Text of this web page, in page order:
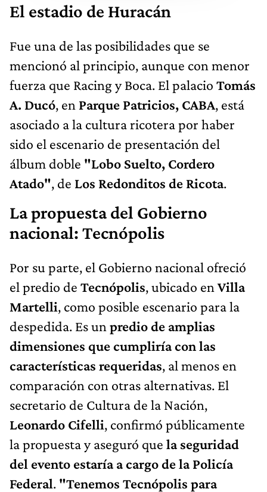
El estadio de Huracán
Fue una de las posibilidades que se
mencionó al principio, aunque con menor
fuerza que Racing y Boca. El palacio Tomás
A. Ducó, en Parque Patricios, CABA, está
asociado a la cultura ricotera por haber
sido el escenario de presentación del
álbum doble "Lobo Suelto, Cordero
Atado", de Los Redonditos de Ricota.
La propuesta del Gobierno
nacional: Tecnópolis
Por su parte, el Gobierno nacional ofreció
el predio de Tecnópolis, ubicado en Villa
Martelli, como posible escenario para la
despedida. Es un predio de amplias
dimensiones que cumpliría con las
características requeridas, al menos en
comparación con otras alternativas. El
secretario de Cultura de la Nación,
Leonardo Cifelli, confirmó públicamente
la propuesta y aseguró que la seguridad
del evento estaría a cargo de la Policía
Federal. "Tenemos Tecnópolis para